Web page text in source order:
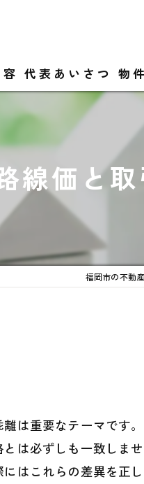
代表あいさつ 物
線価と
福岡市の不動
は重要なテーマです
は必ずしも一致しま
はこれらの差異を正